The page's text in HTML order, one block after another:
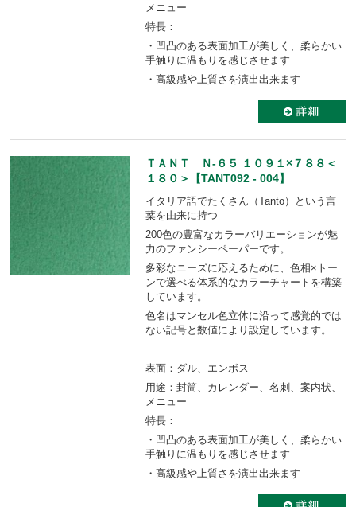
メニュー
特長：
・凹凸のある表面加工が美しく、柔らかい
手触りに温もりを感じさせます
・高級感や上質さを演出出来ます
ＴＡＮＴ Ｎ-６５ １０９１×７８８＜
１８０＞【TANT092 - 004】
イタリア語でたくさん（Tanto）という言
葉を由来に持つ
200色の豊富なカラーバリエーションが魅
力のファンシーペーパーです。
多彩なニーズに応えるために、色相×トー
ンで選べる体系的なカラーチャートを構築
しています。
色名はマンセル色立体に沿って感覚的では
ない記号と数値により設定しています。
表面：ダル、エンボス
用途：封筒、カレンダー、名刺、案内状、
メニュー
特長：
・凹凸のある表面加工が美しく、柔らかい
手触りに温もりを感じさせます
・高級感や上質さを演出出来ます